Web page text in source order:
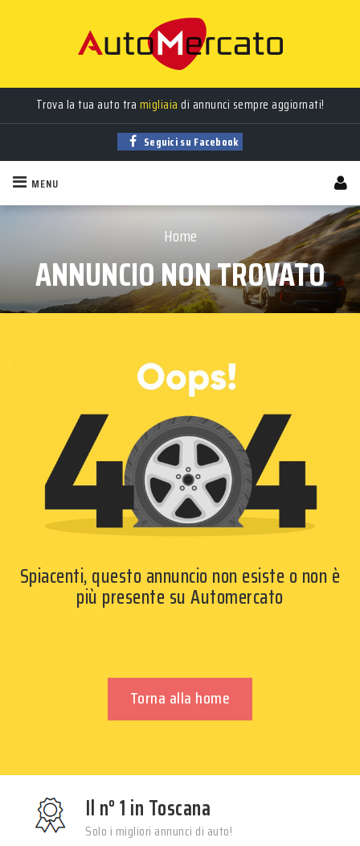
Trova la tua auto tra migliaia di annunci sempre aggiornati!
Seguici su Facebook
MENU
Home
ANNUNCIO NON TROVATO
Spiacenti, questo annuncio non esiste o non è
più presente su Automercato
Torna alla home
Il n° 1 in Toscana
Solo i migliori annunci di auto!